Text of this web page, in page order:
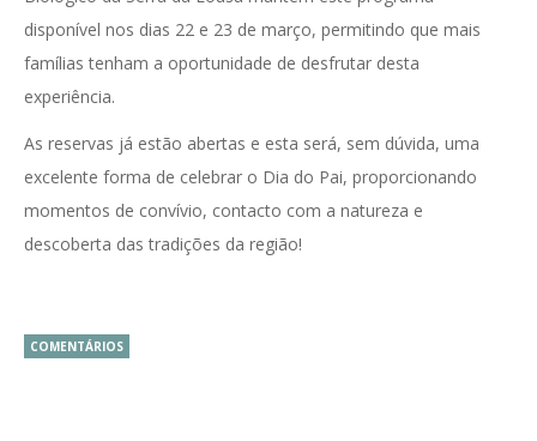
disponível nos dias 22 e 23 de março, permitindo que mais
famílias tenham a oportunidade de desfrutar desta
experiência.
As reservas já estão abertas e esta será, sem dúvida, uma
excelente forma de celebrar o Dia do Pai, proporcionando
momentos de convívio, contacto com a natureza e
descoberta das tradições da região!
COMENTÁRIOS